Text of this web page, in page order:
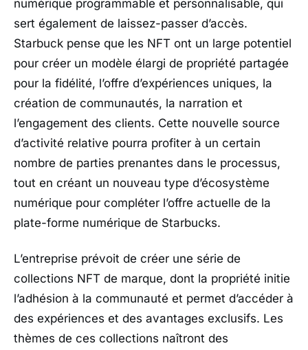
numérique programmable et personnalisable, qui
sert également de laissez-passer d’accès.
Starbuck pense que les NFT ont un large potentiel
pour créer un modèle élargi de propriété partagée
pour la fidélité, l’offre d’expériences uniques, la
création de communautés, la narration et
l’engagement des clients. Cette nouvelle source
d’activité relative pourra profiter à un certain
nombre de parties prenantes dans le processus,
tout en créant un nouveau type d’écosystème
numérique pour compléter l’offre actuelle de la
plate-forme numérique de Starbucks.
L’entreprise prévoit de créer une série de
collections NFT de marque, dont la propriété initie
l’adhésion à la communauté et permet d’accéder à
des expériences et des avantages exclusifs. Les
thèmes de ces collections naîtront des